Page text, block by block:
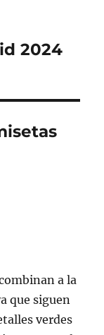
2024
a la
que siguen
verdes